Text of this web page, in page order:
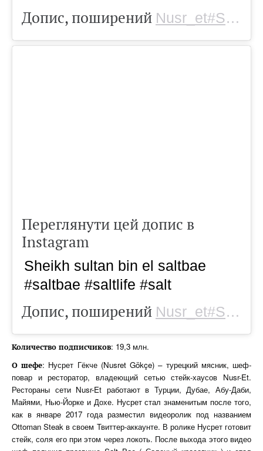
Допис, поширений Nusr_et#Saltbae
Переглянути цей допис в
Instagram
Sheikh sultan bin el saltbae
#saltbae #saltlife #salt
Допис, поширений Nusr_et#Saltbae
Количество подписчиков: 19,3 млн.
О шефе: Нусрет Гёкче (Nusret Gökçe) – турецкий мясник, шеф-
повар и ресторатор, владеющий сетью стейк-хаусов Nusr-Et.
Рестораны сети Nusr-Et работают в Турции, Дубае, Абу-Даби,
Майями, Нью-Йорке и Дохе. Нусрет стал знаменитым после того,
как в январе 2017 года разместил видеоролик под названием
Ottoman Steak в своем Твиттер-аккаунте. В ролике Нусрет готовит
стейк, соля его при этом через локоть. После выхода этого видео